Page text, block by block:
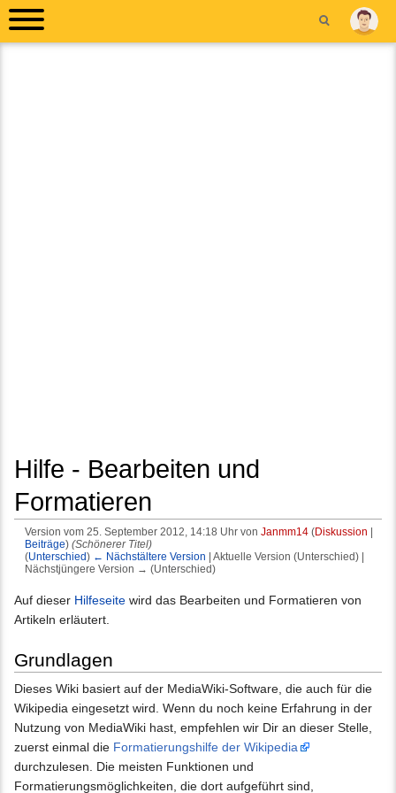
Hilfe - Bearbeiten und
Formatieren
Version vom 25. September 2012, 14:18 Uhr von Janmm14 (Diskussion
Beiträge) (Schönerer Titel)
(Unterschied) ← Nächstältere Version | Aktuelle Version (Unterschied) |
Nächstjüngere Version → (Unterschied)
Auf dieser Hilfeseite wird das Bearbeiten und Formatieren von
Artikeln erläutert.
Grundlagen
Dieses Wiki basiert auf der MediaWiki-Software, die auch für die
Wikipedia eingesetzt wird. Wenn du noch keine Erfahrung in der
Nutzung von MediaWiki hast, empfehlen wir Dir an dieser Stelle,
zuerst einmal die Formatierungshilfe der Wikipedia
durchzulesen. Die meisten Funktionen und
Formatierungsmöglichkeiten, die dort aufgeführt sind,